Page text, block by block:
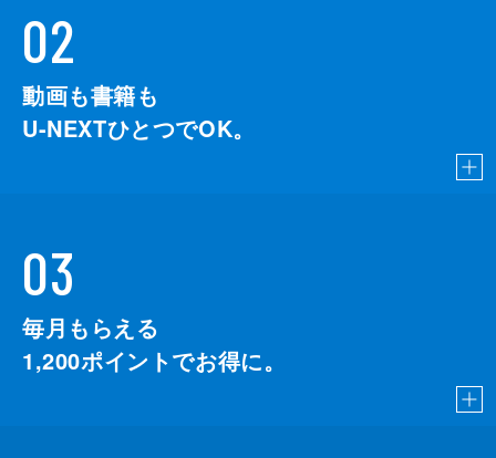
02
動画も書籍も
U-NEXTひとつでOK。
03
毎月もらえる
1,200ポイントでお得に。